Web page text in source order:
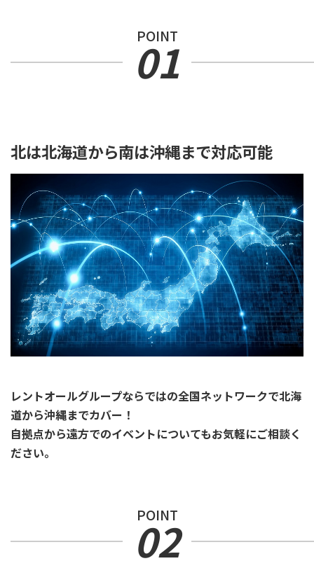
POINT
01
北は北海道から南は沖縄まで対応可能
レントオールグループならではの全国ネットワークで北海
道から沖縄までカバー！
自拠点から遠方でのイベントについてもお気軽にご相談く
ださい。
POINT
02